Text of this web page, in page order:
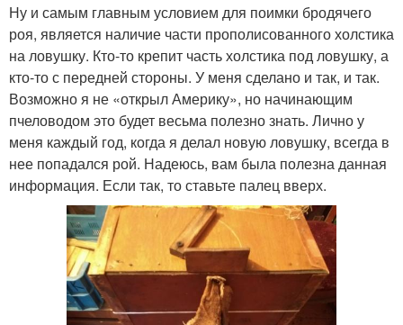
Ну и самым главным условием для поимки бродячего
роя, является наличие части прополисованного холстика
на ловушку. Кто-то крепит часть холстика под ловушку, а
кто-то с передней стороны. У меня сделано и так, и так.
Возможно я не «открыл Америку», но начинающим
пчеловодом это будет весьма полезно знать. Лично у
меня каждый год, когда я делал новую ловушку, всегда в
нее попадался рой. Надеюсь, вам была полезна данная
информация. Если так, то ставьте палец вверх.